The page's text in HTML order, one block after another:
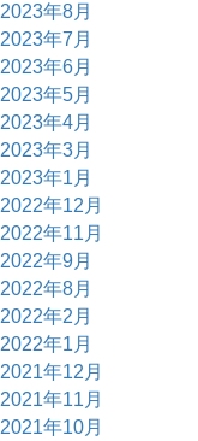
2023年8月
2023年7月
2023年6月
2023年5月
2023年4月
2023年3月
2023年1月
2022年12月
2022年11月
2022年9月
2022年8月
2022年2月
2022年1月
2021年12月
2021年11月
2021年10月